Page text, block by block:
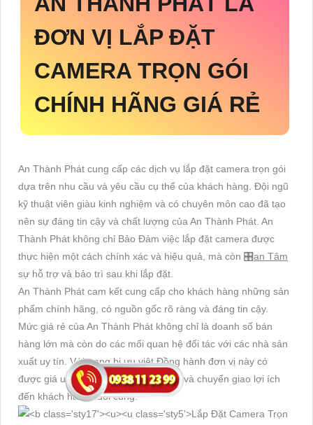
ĐƠN VỊ LẮP ĐẶT
CAMERA TRỌN GÓI
CHÍNH HÃNG GIÁ RẺ
An Thành Phát cung cấp các dịch vụ lắp đặt camera trọn gói
dựa trên nhu cầu và yêu cầu cụ thể của khách hàng. Đội ngũ
kỹ thuật viên giàu kinh nghiệm và có chuyên môn cao đã tạo
nên sự đáng tin cậy và chất lượng của An Thành Phát. An
Thành Phát không chỉ Bảo Đảm việc lắp đặt camera được
thực hiện một cách chính xác và hiệu quả, mà còn 🎛an Tâm
sự hỗ trợ và bảo trì sau khi lắp đặt.
An Thành Phát cam kết cung cấp cho khách hàng những sản
phẩm chính hãng, có nguồn gốc rõ ràng và đáng tin cậy.
Mức giá rẻ của An Thành Phát không chỉ là doanh số bán
hàng lớn mà còn do các mối quan hệ đối tác với các nhà sản
xuất uy tín. Với trang bị ưu việt Đồng hành đơn vị này có
được giá ưu đãi từ các nhà cung cấp và chuyển giao lợi ích
đến khách hàng cuối cùng.